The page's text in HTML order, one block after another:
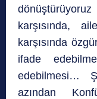
karşısında,
karşısında
ifade
edebilmesi…
azından